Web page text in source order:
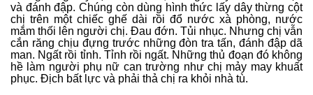
và đánh đập. Chúng còn dùng hình thức lấy dây thừng cột
chị trên một chiếc ghế dài rồi đổ nước xà phòng, nước
mắm thối lên người chị. Đau đớn. Tủi nhục. Nhưng chị vẫn
cắn răng chịu đựng trước những đòn tra tấn, đánh đập dã
man. Ngất rồi tỉnh. Tỉnh rồi ngất. Những thủ đoạn đó không
hề làm người phụ nữ can trường như chị mảy may khuất
phục. Địch bất lực và phải thả chị ra khỏi nhà tù.